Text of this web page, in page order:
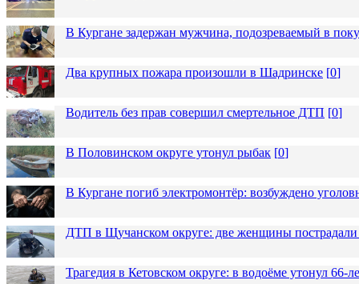
В Кургане задержан мужчина, подозреваемый в
Два крупных пожара произошли в Шадринске [0]
Водитель без прав совершил смертельное ДТП [0]
В Половинском округе утонул рыбак [0]
В Кургане погиб электромонтёр: возбуждено
ДТП в Щучанском округе: две женщины пострадали
Трагедия в Кетовском округе: в водоёме утонул 66-